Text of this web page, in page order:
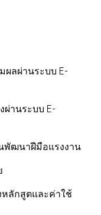
ลผ่านระบบ E-
านระบบ E-
ฒนาฝีมือแรงงาน
ลักสูตและค่าใช้